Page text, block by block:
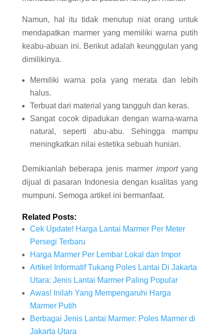
Namun, hal itu tidak menutup niat orang untuk
mendapatkan marmer yang memiliki warna putih
keabu-abuan ini. Berikut adalah keunggulan yang
dimilikinya.
Memiliki warna pola yang merata dan lebih
halus.
Terbuat dari material yang tangguh dan keras.
Sangat cocok dipadukan dengan warna-warna
natural, seperti abu-abu. Sehingga mampu
meningkatkan nilai estetika sebuah hunian.
Demikianlah beberapa jenis marmer importyang
dijual di pasaran Indonesia dengan kualitas yang
mumpuni. Semoga artikel ini bermanfaat.
Related Posts:
Cek Update! Harga Lantai Marmer Per Meter
Persegi Terbaru
Harga Marmer Per Lembar Lokal dan Impor
Artikel Informatif Tukang Poles Lantai Di Jakarta
Utara: Jenis Lantai Marmer Paling Popular
Awas! Inilah Yang Mempengaruhi Harga
Marmer Putih
Berbagai Jenis Lantai Marmer: Poles Marmer di
Jakarta Utara